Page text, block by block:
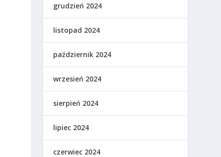
grudzień 2024
listopad 2024
październik 2024
wrzesień 2024
sierpień 2024
lipiec 2024
czerwiec 2024